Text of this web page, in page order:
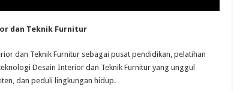
dan Teknik Furnitur
dan Teknik Furnitur sebagai pusat pendidikan, pelatihan
Desain Interior dan Teknik Furnitur yang unggul
dan peduli lingkungan hidup.